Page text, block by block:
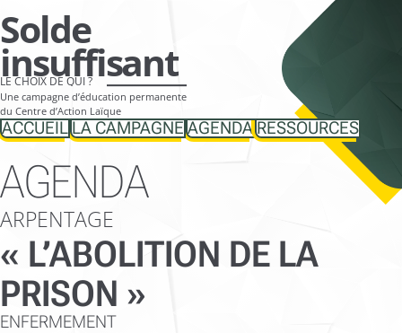
Aller
directement
vers
le
contenu
Solde
insuffisant
LE CHOIX DE QUI ?
Une campagne d’éducation permanente
du Centre d’Action Laïque
ACCUEILLA CAMPAGNE AGENDA RESSOURCES
AGENDA
ARPENTAGE
« L’ABOLITION DE LA
PRISON »
ENFERMEMENT